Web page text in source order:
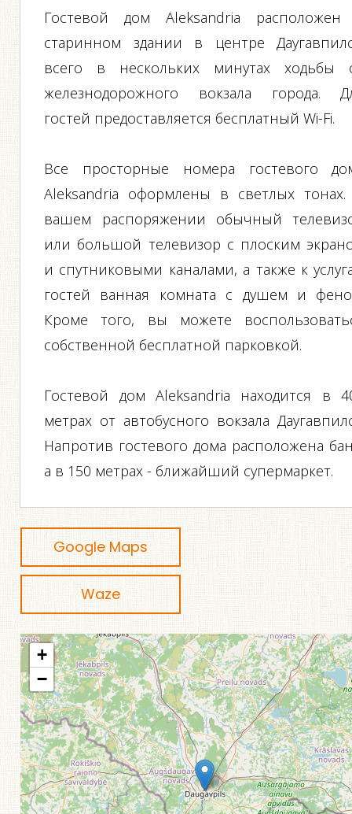
Гостевой дом Aleksandria
старинном здании в центре
всего в нескольких минутах ходьбы
железнодорожного вокзала города.
гостей предоставляется бесплатный Wi-Fi.
Все просторные номера гостевого
Aleksandria оформлены в светлых
вашем распоряжении обычный
или большой телевизор с плоским
и спутниковыми каналами, а также к
гостей ванная комната с душем и
Кроме того, вы можете
собственной бесплатной парковкой.
Гостевой дом Aleksandria находится в
метрах от автобусного вокзала
Напротив гостевого дома расположена
а в 150 метрах - ближайший супермаркет.
Google Maps
Waze
+
−